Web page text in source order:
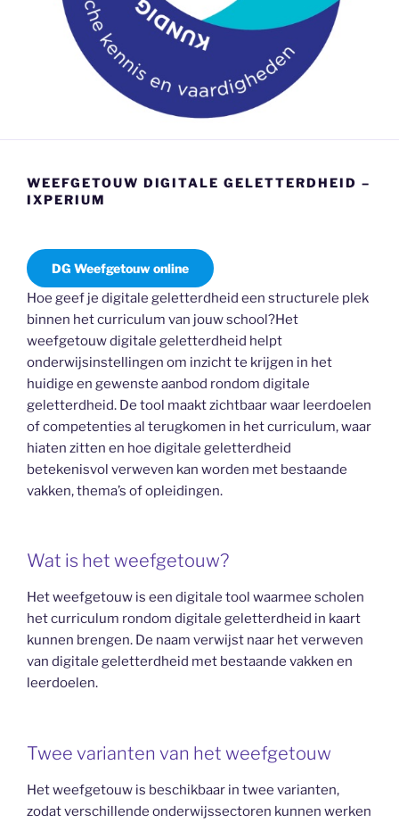
WEEFGETOUW DIGITALE GELETTERDHEID –
IXPERIUM
DG Weefgetouw online
Hoe geef je digitale geletterdheid een structurele plek
binnen het curriculum van jouw school?Het
weefgetouw digitale geletterdheid helpt
onderwijsinstellingen om inzicht te krijgen in het
huidige en gewenste aanbod rondom digitale
geletterdheid. De tool maakt zichtbaar waar leerdoelen
of competenties al terugkomen in het curriculum, waar
hiaten zitten en hoe digitale geletterdheid
betekenisvol verweven kan worden met bestaande
vakken, thema’s of opleidingen.
Wat is het weefgetouw?
Het weefgetouw is een digitale tool waarmee scholen
het curriculum rondom digitale geletterdheid in kaart
kunnen brengen. De naam verwijst naar het verweven
van digitale geletterdheid met bestaande vakken en
leerdoelen.
Twee varianten van het weefgetouw
Het weefgetouw is beschikbaar in twee varianten,
zodat verschillende onderwijssectoren kunnen werken